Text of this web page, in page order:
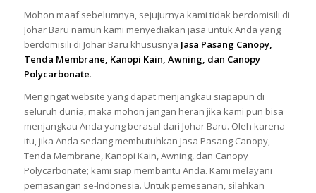
Mohon maaf sebelumnya, sejujurnya kami tidak berdomisili di
Johar Baru namun kami menyediakan jasa untuk Anda yang
berdomisili di Johar Baru khususnya Jasa Pasang Canopy,
Tenda Membrane, Kanopi Kain, Awning, dan Canopy
Polycarbonate.
Mengingat website yang dapat menjangkau siapapun di
seluruh dunia, maka mohon jangan heran jika kami pun bisa
menjangkau Anda yang berasal dari Johar Baru. Oleh karena
itu, jika Anda sedang membutuhkan Jasa Pasang Canopy,
Tenda Membrane, Kanopi Kain, Awning, dan Canopy
Polycarbonate; kami siap membantu Anda. Kami melayani
pemasangan se-Indonesia. Untuk pemesanan, silahkan